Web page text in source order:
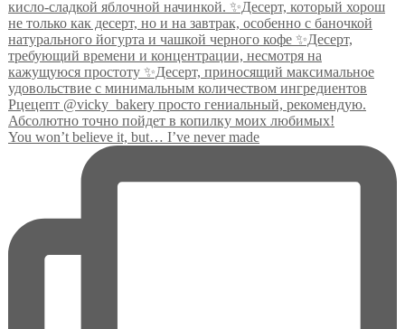
You won’t believe it, but… I’ve never made